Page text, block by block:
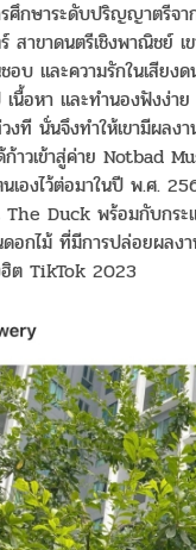
รศึกษาระดับปริญญาตรีจ
สาขาดนตรีเชิงพาณิชย์ เ
อบ และความรักในเสียง
นื้อหา และทำนองฟังง่าย
ที นั่นจึงทำให้เขามีผลง
าวเข้าสู่ค่าย Notbad
องไว้ต่อมาในปี พ.ศ.
Duck พร้อมกับกระ
อกไม้ ที่มีการปล่อยผลง
ฮิต TikTok 2023